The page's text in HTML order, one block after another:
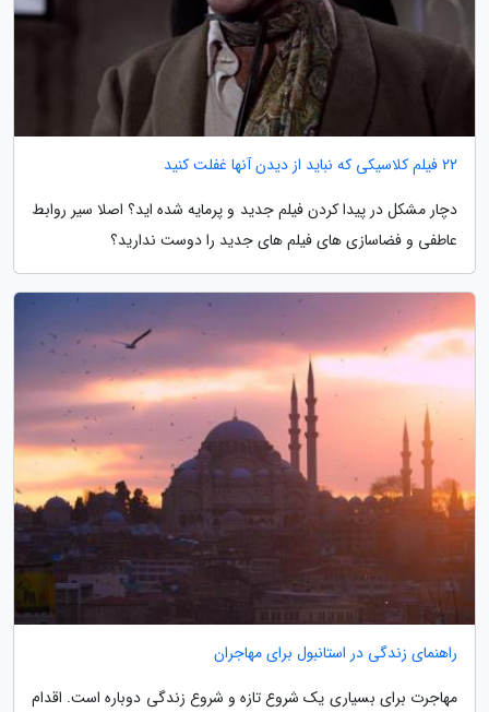
22 فیلم کلاسیکی که نباید از دیدن آنها غفلت کنید
دچار مشکل در پیدا کردن فیلم جدید و پرمایه شده اید؟ اصلا سیر روابط
عاطفی و فضاسازی های فیلم های جدید را دوست ندارید؟
راهنمای زندگی در استانبول برای مهاجران
مهاجرت برای بسیاری یک شروع تازه و شروع زندگی دوباره است. اقدام